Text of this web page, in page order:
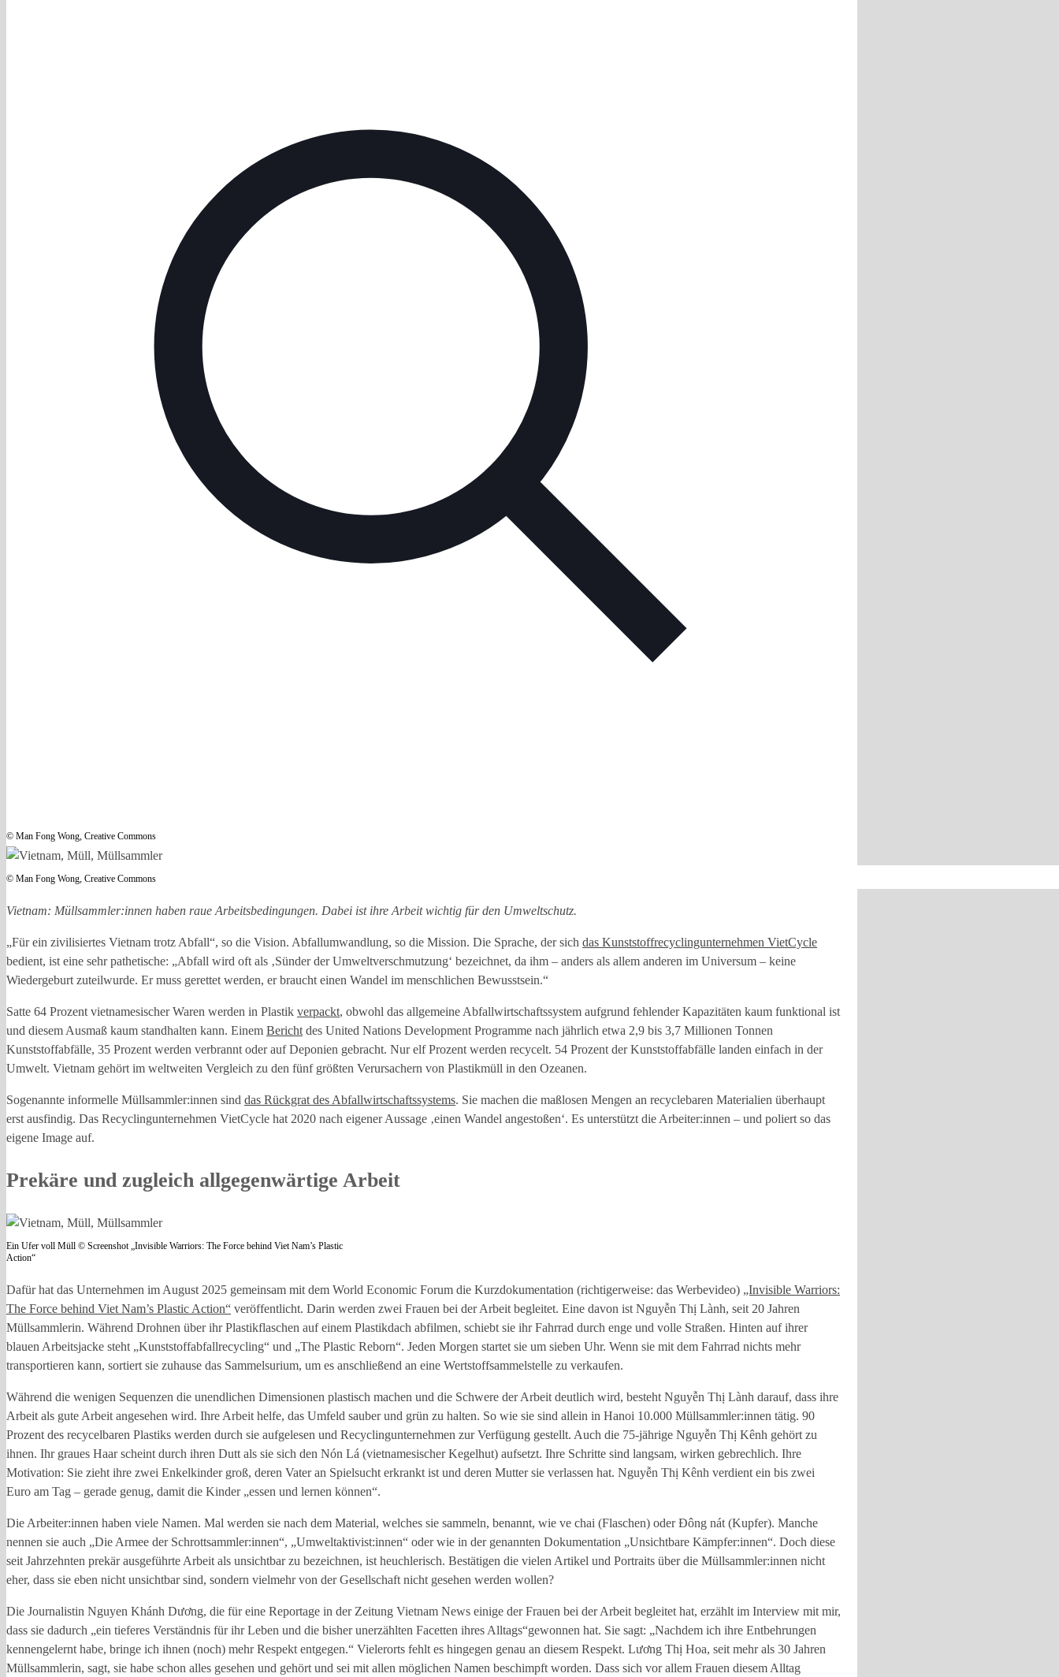
© Man Fong Wong, Creative Commons
© Man Fong Wong, Creative Commons
Vietnam: Müllsammler:innen haben raue Arbeitsbedingungen. Dabei ist ihre Arbeit wichtig für den Umweltschutz.
„Für ein zivilisiertes Vietnam trotz Abfall“, so die Vision. Abfallumwandlung, so die Mission. Die Sprache, der sich das Kunststoffrecyclingunternehmen VietCycle
bedient, ist eine sehr pathetische: „Abfall wird oft als ‚Sünder der Umweltverschmutzung‘ bezeichnet, da ihm – anders als allem anderen im Universum – keine
Wiedergeburt zuteilwurde. Er muss gerettet werden, er braucht einen Wandel im menschlichen Bewusstsein.“
Satte 64 Prozent vietnamesischer Waren werden in Plastik verpackt, obwohl das allgemeine Abfallwirtschaftssystem aufgrund fehlender Kapazitäten kaum funktional ist
und diesem Ausmaß kaum standhalten kann. Einem Berichtdes United Nations Development Programme nach jährlich etwa 2,9 bis 3,7 Millionen Tonnen
Kunststoffabfälle, 35 Prozent werden verbrannt oder auf Deponien gebracht. Nur elf Prozent werden recycelt. 54 Prozent der Kunststoffabfälle landen einfach in der
Umwelt. Vietnam gehört im weltweiten Vergleich zu den fünf größten Verursachern von Plastikmüll in den Ozeanen.
Sogenannte informelle Müllsammler:innen sind das Rückgrat des Abfallwirtschaftssystems. Sie machen die maßlosen Mengen an recyclebaren Materialien überhaupt
erst ausfindig. Das Recyclingunternehmen VietCycle hat 2020 nach eigener Aussage ‚einen Wandel angestoßen‘. Es unterstützt die Arbeiter:innen – und poliert so das
eigene Image auf.
Prekäre und zugleich allgegenwärtige Arbeit
Ein Ufer voll Müll © Screenshot „Invisible Warriors: The Force behind Viet Nam’s Plastic
Action“
Dafür hat das Unternehmen im August 2025 gemeinsam mit dem World Economic Forum die Kurzdokumentation (richtigerweise: das Werbevideo) „Invisible Warriors:
The Force behind Viet Nam’s Plastic Action“ veröffentlicht. Darin werden zwei Frauen bei der Arbeit begleitet. Eine davon ist Nguyễn Thị Lành, seit 20 Jahren
Müllsammlerin. Während Drohnen über ihr Plastikflaschen auf einem Plastikdach abfilmen, schiebt sie ihr Fahrrad durch enge und volle Straßen. Hinten auf ihrer
blauen Arbeitsjacke steht „Kunststoffabfallrecycling“ und „The Plastic Reborn“. Jeden Morgen startet sie um sieben Uhr. Wenn sie mit dem Fahrrad nichts mehr
transportieren kann, sortiert sie zuhause das Sammelsurium, um es anschließend an eine Wertstoffsammelstelle zu verkaufen.
Während die wenigen Sequenzen die unendlichen Dimensionen plastisch machen und die Schwere der Arbeit deutlich wird, besteht Nguyễn Thị Lành darauf, dass ihre
Arbeit als gute Arbeit angesehen wird. Ihre Arbeit helfe, das Umfeld sauber und grün zu halten. So wie sie sind allein in Hanoi 10.000 Müllsammler:innen tätig. 90
Prozent des recycelbaren Plastiks werden durch sie aufgelesen und Recyclingunternehmen zur Verfügung gestellt. Auch die 75-jährige Nguyễn Thị Kênh gehört zu
ihnen. Ihr graues Haar scheint durch ihren Dutt als sie sich den Nón Lá (vietnamesischer Kegelhut) aufsetzt. Ihre Schritte sind langsam, wirken gebrechlich. Ihre
Motivation: Sie zieht ihre zwei Enkelkinder groß, deren Vater an Spielsucht erkrankt ist und deren Mutter sie verlassen hat. Nguyễn Thị Kênh verdient ein bis zwei
Euro am Tag – gerade genug, damit die Kinder „essen und lernen können“.
Die Arbeiter:innen haben viele Namen. Mal werden sie nach dem Material, welches sie sammeln, benannt, wie ve chai (Flaschen) oder Đông nát (Kupfer). Manche
nennen sie auch „Die Armee der Schrottsammler:innen“, „Umweltaktivist:innen“ oder wie in der genannten Dokumentation „Unsichtbare Kämpfer:innen“. Doch diese
seit Jahrzehnten prekär ausgeführte Arbeit als unsichtbar zu bezeichnen, ist heuchlerisch. Bestätigen die vielen Artikel und Portraits über die Müllsammler:innen nicht
eher, dass sie eben nicht unsichtbar sind, sondern vielmehr von der Gesellschaft nicht gesehen werden wollen?
Die Journalistin Nguyen Khánh Dương, die für eine Reportage in der Zeitung Vietnam News einige der Frauen bei der Arbeit begleitet hat, erzählt im Interview mit mir,
dass sie dadurch „ein tieferes Verständnis für ihr Leben und die bisher unerzählten Facetten ihres Alltags“gewonnen hat. Sie sagt: „Nachdem ich ihre Entbehrungen
kennengelernt habe, bringe ich ihnen (noch) mehr Respekt entgegen.“ Vielerorts fehlt es hingegen genau an diesem Respekt. Lương Thị Hoa, seit mehr als 30 Jahren
Müllsammlerin, sagt, sie habe schon alles gesehen und gehört und sei mit allen möglichen Namen beschimpft worden. Dass sich vor allem Frauen diesem Alltag